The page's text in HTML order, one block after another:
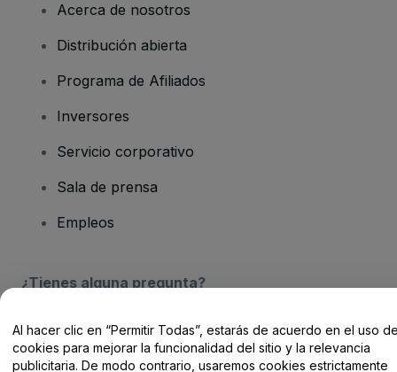
Acerca de nosotros
Distribución abierta
Programa de Afiliados
Inversores
Servicio corporativo
Sala de prensa
Empleos
¿Tienes alguna pregunta?
Centro de Ayuda / Contacto
Al hacer clic en “Permitir Todas”, estarás de acuerdo en el uso
cookies para mejorar la funcionalidad del sitio y la relevancia
publicitaria. De modo contrario, usaremos cookies estrictamente